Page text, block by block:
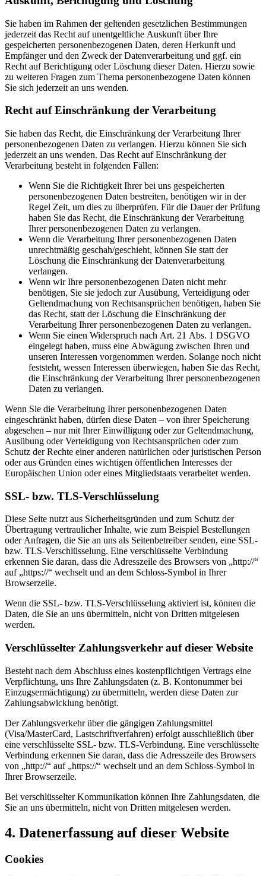
Sie haben im Rahmen der geltenden gesetzlichen Bestimmungen
jederzeit das Recht auf unentgeltliche Auskunft über Ihre
gespeicherten personenbezogenen Daten, deren Herkunft und
Empfänger und den Zweck der Datenverarbeitung und ggf. ein
Recht auf Berichtigung oder Löschung dieser Daten. Hierzu sowie
zu weiteren Fragen zum Thema personenbezogene Daten können
Sie sich jederzeit an uns wenden.
Recht auf Einschränkung der Verarbeitung
Sie haben das Recht, die Einschränkung der Verarbeitung Ihrer
personenbezogenen Daten zu verlangen. Hierzu können Sie sich
jederzeit an uns wenden. Das Recht auf Einschränkung der
Verarbeitung besteht in folgenden Fällen:
Wenn Sie die Richtigkeit Ihrer bei uns gespeicherten
personenbezogenen Daten bestreiten, benötigen wir in der
Regel Zeit, um dies zu überprüfen. Für die Dauer der Prüfung
haben Sie das Recht, die Einschränkung der Verarbeitung
Ihrer personenbezogenen Daten zu verlangen.
Wenn die Verarbeitung Ihrer personenbezogenen Daten
unrechtmäßig geschah/geschieht, können Sie statt der
Löschung die Einschränkung der Datenverarbeitung
verlangen.
Wenn wir Ihre personenbezogenen Daten nicht mehr
benötigen, Sie sie jedoch zur Ausübung, Verteidigung oder
Geltendmachung von Rechtsansprüchen benötigen, haben Sie
das Recht, statt der Löschung die Einschränkung der
Verarbeitung Ihrer personenbezogenen Daten zu verlangen.
Wenn Sie einen Widerspruch nach Art. 21 Abs. 1 DSGVO
eingelegt haben, muss eine Abwägung zwischen Ihren und
unseren Interessen vorgenommen werden. Solange noch nicht
feststeht, wessen Interessen überwiegen, haben Sie das Recht,
die Einschränkung der Verarbeitung Ihrer personenbezogenen
Daten zu verlangen.
Wenn Sie die Verarbeitung Ihrer personenbezogenen Daten
eingeschränkt haben, dürfen diese Daten – von ihrer Speicherung
abgesehen – nur mit Ihrer Einwilligung oder zur Geltendmachung,
Ausübung oder Verteidigung von Rechtsansprüchen oder zum
Schutz der Rechte einer anderen natürlichen oder juristischen Person
oder aus Gründen eines wichtigen öffentlichen Interesses der
Europäischen Union oder eines Mitgliedstaats verarbeitet werden.
SSL- bzw. TLS-Verschlüsselung
Diese Seite nutzt aus Sicherheitsgründen und zum Schutz der
Übertragung vertraulicher Inhalte, wie zum Beispiel Bestellungen
oder Anfragen, die Sie an uns als Seitenbetreiber senden, eine SSL-
bzw. TLS-Verschlüsselung. Eine verschlüsselte Verbindung
erkennen Sie daran, dass die Adresszeile des Browsers von „http://“
auf „https://“ wechselt und an dem Schloss-Symbol in Ihrer
Browserzeile.
Wenn die SSL- bzw. TLS-Verschlüsselung aktiviert ist, können die
Daten, die Sie an uns übermitteln, nicht von Dritten mitgelesen
werden.
Verschlüsselter Zahlungsverkehr auf dieser Website
Besteht nach dem Abschluss eines kostenpflichtigen Vertrags eine
Verpflichtung, uns Ihre Zahlungsdaten (z. B. Kontonummer bei
Einzugsermächtigung) zu übermitteln, werden diese Daten zur
Zahlungsabwicklung benötigt.
Der Zahlungsverkehr über die gängigen Zahlungsmittel
(Visa/MasterCard, Lastschriftverfahren) erfolgt ausschließlich über
eine verschlüsselte SSL- bzw. TLS-Verbindung. Eine verschlüsselte
Verbindung erkennen Sie daran, dass die Adresszeile des Browsers
von „http://“ auf „https://“ wechselt und an dem Schloss-Symbol in
Ihrer Browserzeile.
Bei verschlüsselter Kommunikation können Ihre Zahlungsdaten, die
Sie an uns übermitteln, nicht von Dritten mitgelesen werden.
4. Datenerfassung auf dieser Website
Cookies